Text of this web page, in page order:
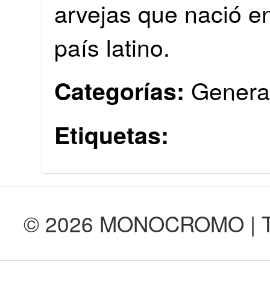
arvejas que nació
país latino.
Categorías:
Etiquetas:
© 2026 MONOCROMO |